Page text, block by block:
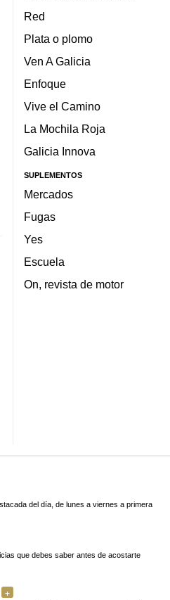
Red
Plata o plomo
Ven A Galicia
Enfoque
Vive el Camino
La Mochila Roja
Galicia Innova
SUPLEMENTOS
Mercados
Fugas
Yes
Escuela
On, revista de motor
del día, de lunes a viernes a primera
que debes saber antes de acostarte